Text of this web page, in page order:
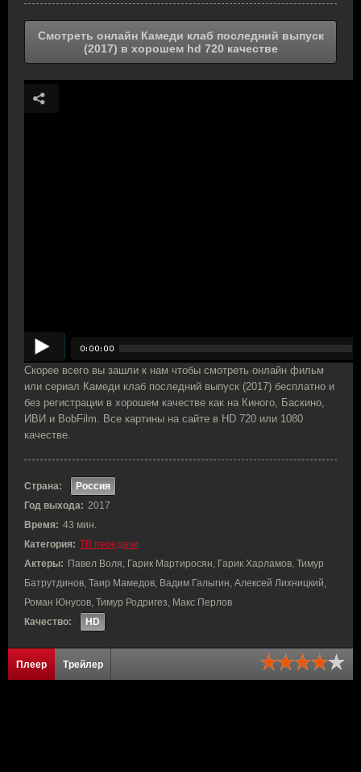
Смотреть онлайн Камеди клаб последний выпуск
(2017) в хорошем hd 720 качестве
Скорее всего вы зашли к нам чтобы смотреть онлайн фильм
или сериал Камеди клаб последний выпуск (2017) бесплатно и
без регистрации в хорошем качестве как на Киного, Баскино,
ИВИ и BobFilm. Все картины на сайте в HD 720 или 1080
качестве.
Страна:
Россия
Год выхода: 2017
Время: 43 мин.
Категория: ТВ передачи
Актеры: Павел Воля, Гарик Мартиросян, Гарик Харламов, Тимур
Батрутдинов, Таир Мамедов, Вадим Галыгин, Алексей Лихницкий,
Роман Юнусов, Тимур Родригез, Макс Перлов
Качество:
HD
Плеер Трейлер